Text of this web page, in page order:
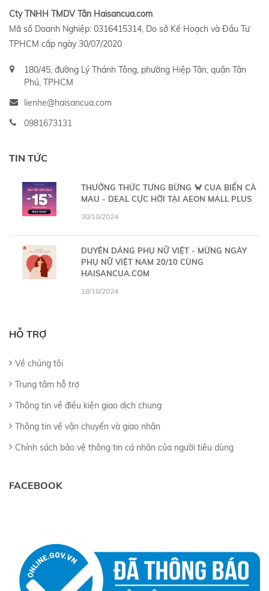
Cty TNHH TMDV Tân Haisancua.com
Mã số Doanh Nghiệp: 0316415314, Do sở Kế Hoạch và Đầu Tư
TPHCM cấp ngày 30/07/2020
180/45, đường Lý Thánh Tông, phường Hiệp Tân, quận Tân
Phú, TPHCM
lienhe@haisancua.com
0981673131
TIN TỨC
THƯỞNG THỨC TƯNG BỪNG 🦀 CUA BIỂN CÀ
MAU - DEAL CỰC HỜI TẠI AEON MALL PLUS
30/10/2024
DUYÊN DÁNG PHỤ NỮ VIỆT - MỪNG NGÀY
PHỤ NỮ VIỆT NAM 20/10 CÙNG
HAISANCUA.COM
18/10/2024
HỖ TRỢ
Về chúng tôi
Trung tâm hỗ trợ
Thông tin về điều kiện giao dịch chung
Thông tin về vận chuyển và giao nhận
Chính sách bảo vệ thông tin cá nhân của người tiêu dùng
FACEBOOK